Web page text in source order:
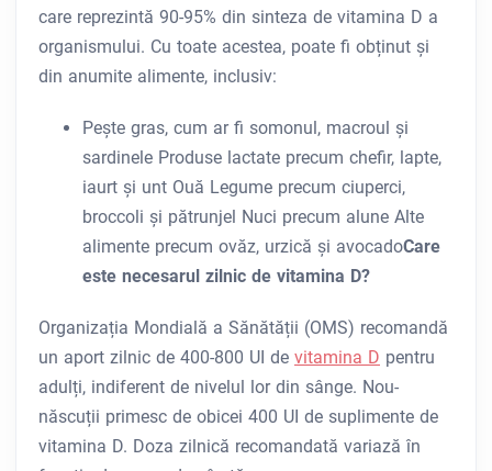
care reprezintă 90-95% din sinteza de vitamina D a
organismului. Cu toate acestea, poate fi obținut și
din anumite alimente, inclusiv:
Pește gras, cum ar fi somonul, macroul și
sardinele Produse lactate precum chefir, lapte,
iaurt și unt Ouă Legume precum ciuperci,
broccoli și pătrunjel Nuci precum alune Alte
alimente precum ovăz, urzică și avocadoCare
este necesarul zilnic de vitamina D?
Organizația Mondială a Sănătății (OMS) recomandă
un aport zilnic de 400-800 UI de vitamina D pentru
adulți, indiferent de nivelul lor din sânge. Nou-
născuții primesc de obicei 400 UI de suplimente de
vitamina D. Doza zilnică recomandată variază în